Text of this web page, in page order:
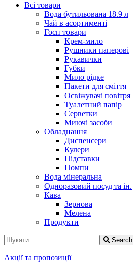
Всі товари
Вода бутильована 18.9 л
Чай в асортименті
Госп товари
Крем-мило
Рушники паперові
Рукавички
Губки
Мило рідке
Пакети для сміття
Освіжувачі повітря
Туалетний папір
Серветки
Миючі засоби
Обладнання
Диспенсери
Кулери
Підставки
Помпи
Вода мінеральна
Одноразовий посуд та ін.
Кава
Зернова
Мелена
Продукти
Search
Акції та пропозиції